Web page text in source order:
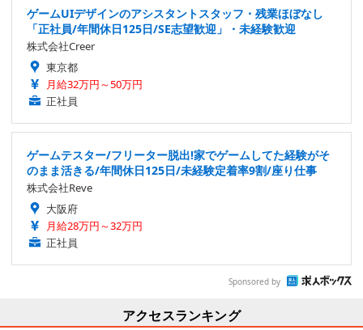
ゲームUIデザインのアシスタントスタッフ・残業ほぼなし
「正社員/年間休日125日/SE志望歓迎」・未経験歓迎
株式会社Creer
東京都
月給32万円～50万円
正社員
ゲームテスター/フリーター脱出!家でゲームしてた経験がそ
のまま活きる/年間休日125日/未経験定着率9割/座り仕事
株式会社Reve
大阪府
月給28万円～32万円
正社員
Sponsored by
アクセスランキング